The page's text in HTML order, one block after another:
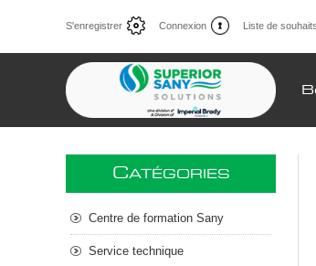
S'enregistrer Connexion Liste de souhaits
CATÉGORIES
Centre de formation Sany
Service technique